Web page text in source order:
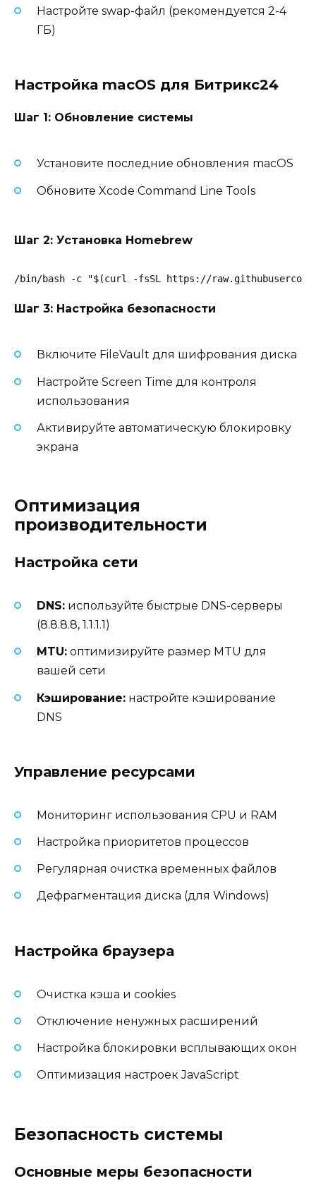
Настройте swap-файл (рекомендуется 2-4
ГБ)
Настройка macOS для Битрикс24
Шаг 1: Обновление системы
Установите последние обновления macOS
Обновите Xcode Command Line Tools
Шаг 2: Установка Homebrew
/bin/bash -c "$(curl -fsSL https://
Шаг 3: Настройка безопасности
Включите FileVault для шифрования диска
Настройте Screen Time для контроля
использования
Активируйте автоматическую блокировку
экрана
Оптимизация
производительности
Настройка сети
DNS: используйте быстрые DNS-серверы
(8.8.8.8, 1.1.1.1)
MTU: оптимизируйте размер MTU для
вашей сети
Кэширование: настройте кэширование
DNS
Управление ресурсами
Мониторинг использования CPU и RAM
Настройка приоритетов процессов
Регулярная очистка временных файлов
Дефрагментация диска (для Windows)
Настройка браузера
Очистка кэша и cookies
Отключение ненужных расширений
Настройка блокировки всплывающих окон
Оптимизация настроек JavaScript
Безопасность системы
Основные меры безопасности